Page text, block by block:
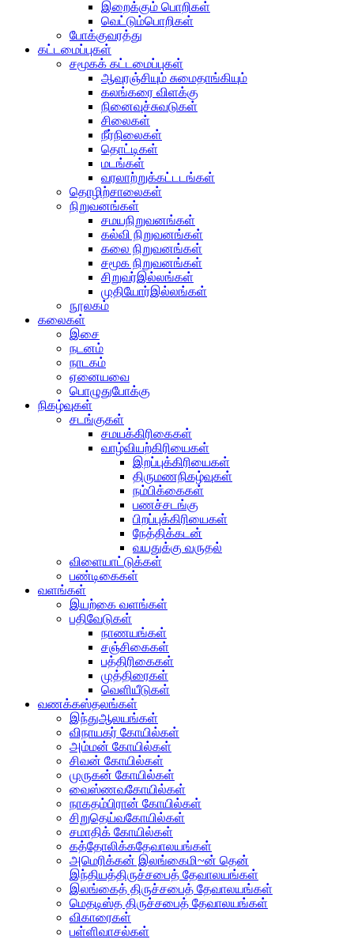
இறைக்கும் பொறிகள்
வெட்டும்பொறிகள்
போக்குவரத்து
கட்டமைப்புகள்
சமூகக் கட்டமைப்புகள்
ஆவுரஞ்சியும் சுமைதாங்கியும்
கலங்கரை விளக்கு
நினைவுச்சுவடுகள்
சிலைகள்
நீர்நிலைகள்
தொட்டிகள்
மடங்கள்
வரலாற்றுக்கட்டடங்கள்
தொழிற்சாலைகள்
நிறுவனங்கள்
சமயநிறுவனங்கள்
கல்வி நிறுவனங்கள்
கலை நிறுவனங்கள்
சமூக நிறுவனங்கள்
சிறுவர்இல்லங்கள்
முதியோர்இல்லங்கள்
நூலகம்
கலைகள்
இசை
நடனம்
நாடகம்
ஏனையவை
பொழுதுபோக்கு
நிகழ்வுகள்
சடங்குகள்
சமயக்கிரிகைகள்
வாழ்வியற்கிரியைகள்
இறப்புக்கிரியைகள்
திருமணநிகழ்வுகள்
நம்பிக்கைகள்
பணச்சடங்கு
பிறப்புக்கிரியைகள்
நேத்திக்கடன்
வயதுக்கு வருதல்
விளையாட்டுக்கள்
பண்டிகைகள்
வளங்கள்
இயற்கை வளங்கள்
பதிவேடுகள்
நாணயங்கள்
சஞ்சிகைகள்
பத்திரிகைகள்
முத்திரைகள்
வெளியீடுகள்
வணக்கஸ்தலங்கள்
இந்துஆலயங்கள்
விநாயகர் கோயில்கள்
அம்மன் கோயில்கள்
சிவன் கோயில்கள்
முருகன் கோயில்கள்
வைஸ்ணவகோயில்கள்
நாகதம்பிரான் கோயில்கள்
சிறுதெய்வகோயில்கள்
சமாதிக் கோயில்கள்
கத்தோலிக்கதேவாலயங்கள்
அமெரிக்கன் இலங்கைமி~ன் தென்
இந்தியத்திருச்சபைத் தேவாலயங்கள்
இலங்கைத் திருச்சபைத் தேவாலயங்கள்
மெதடிஸ்த திருச்சபைத் தேவாலயங்கள்
விகாரைகள்
பள்ளிவாசல்கள்